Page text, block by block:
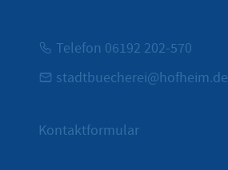
Telefon 06192 202-570
stadtbuecherei@hofheim.de
Kontaktformular